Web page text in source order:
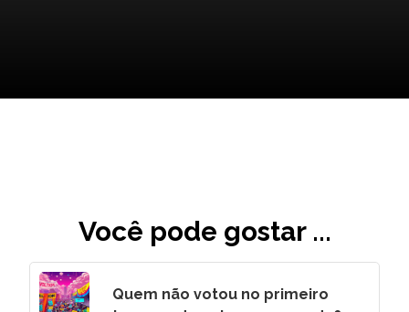
Você pode gostar ...
Quem não votou no primeiro